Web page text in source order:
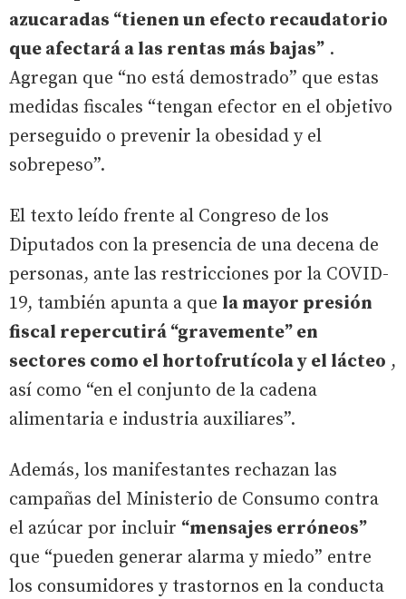
azucaradas “tienen un efecto recaudatorio
que afectará a las rentas más bajas” .
Agregan que “no está demostrado” que estas
medidas fiscales “tengan efector en el objetivo
perseguido o prevenir la obesidad y el
sobrepeso”.
El texto leído frente al Congreso de los
Diputados con la presencia de una decena de
personas, ante las restricciones por la COVID-
19, también apunta a que la mayor presión
fiscal repercutirá “gravemente” en
sectores como el hortofrutícola y el lácteo ,
así como “en el conjunto de la cadena
alimentaria e industria auxiliares”.
Además, los manifestantes rechazan las
campañas del Ministerio de Consumo contra
el azúcar por incluir “mensajes erróneos”
que “pueden generar alarma y miedo” entre
los consumidores y trastornos en la conducta